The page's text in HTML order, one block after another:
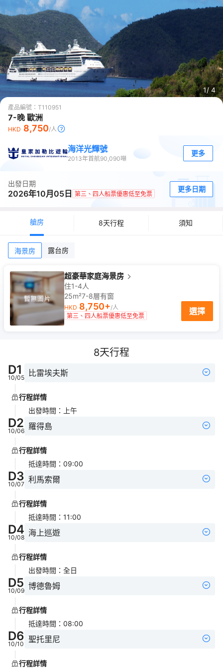
1/ 4
產品編號： T110951
7-晚 歐洲
HKD 8,750/人
海洋光輝號
2013年首航90,090噸
更多
出發日期
2026年10月05日 第三、四人船票優惠低至免票
更多日期
艙房 8天行程 須知
海景房 露台房
超豪華家庭海景房
住1-4人
25m²7-8層有窗
HKD 8,750+/人
第三、四人船票優惠低至免票
選擇
8天行程
D1
10/05 比雷埃夫斯
行程詳情
出發時間 ： 上午
D2
10/06 羅得島
行程詳情
抵達時間 ： 09:00
D3
10/07 利馬索爾
行程詳情
抵達時間 ： 11:00
D4
10/08 海上巡遊
行程詳情
出發時間 ： 全日
D5
10/09 博德魯姆
行程詳情
抵達時間 ： 08:00
D6
10/10 聖托里尼
行程詳情